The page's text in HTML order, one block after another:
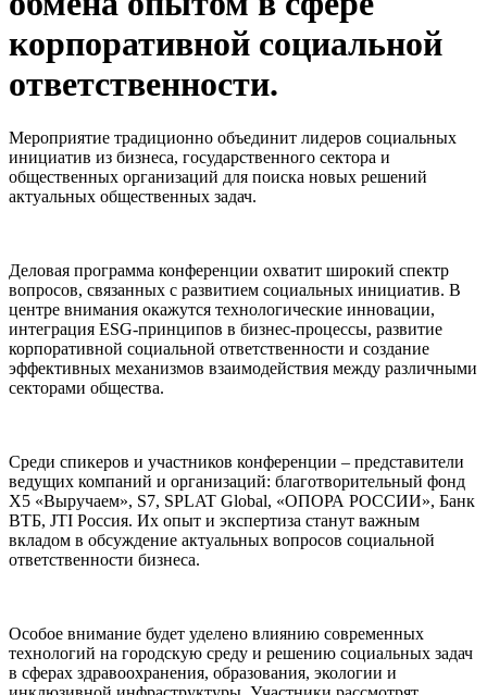
корпоративной социальной
ответственности.
Мероприятие традиционно объединит лидеров социальных
инициатив из бизнеса, государственного сектора и
общественных организаций для поиска новых решений
актуальных общественных задач.
Деловая программа конференции охватит широкий спектр
вопросов, связанных с развитием социальных инициатив. В
центре внимания окажутся технологические инновации,
интеграция ESG-принципов в бизнес-процессы, развитие
корпоративной социальной ответственности и создание
эффективных механизмов взаимодействия между различными
секторами общества.
Среди спикеров и участников конференции – представители
ведущих компаний и организаций: благотворительный фонд
Х5 «Выручаем», S7, SPLAT Global, «ОПОРА РОССИИ», Банк
ВТБ, JTI Россия. Их опыт и экспертиза станут важным
вкладом в обсуждение актуальных вопросов социальной
ответственности бизнеса.
Особое внимание будет уделено влиянию современных
технологий на городскую среду и решению социальных задач
в сферах здравоохранения, образования, экологии и